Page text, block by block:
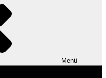
Menü